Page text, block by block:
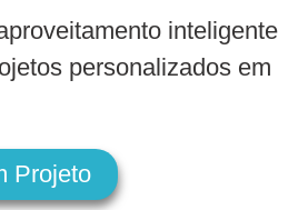
inteligente
personalizados em
Projeto